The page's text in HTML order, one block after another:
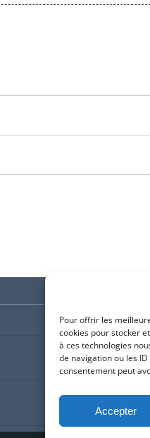
Pour offrir les
cookies pour stocker
à ces technologies
de navigation ou les
consentement peut
Accepter